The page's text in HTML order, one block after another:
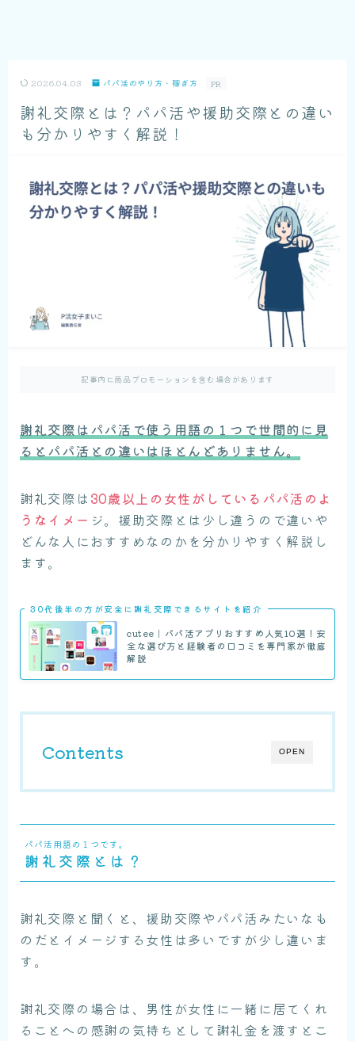
2026.04.03 パパ活のやり方・稼ぎ方 PR
謝礼交際とは？パパ活や援助交際との違い
も分かりやすく解説！
記事内に商品プロモーションを含む場合があります
謝礼交際はパパ活で使う用語の１つで世間的に見
るとパパ活との違いはほとんどありません。
謝礼交際は 30歳以上の女性がしているパパ活のよ
うなイメー ジ。援助交際とは少し違うので違いや
どんな人におすすめなのかを分かりやすく解説し
ます。
30代後半の方が安全に謝礼交際できるサイトを紹介
cutee｜パパ活アプリおすすめ人気10選！安
全な選び方と経験者の口コミを専門家が徹底
解説
OPEN
Contents
パパ活用語の１つです。
謝礼交際とは？
謝礼交際と聞くと、援助交際やパパ活みたいなも
のだとイメージする女性は多いですが少し違いま
す。
謝礼交際の場合は、男性が女性に一緒に居てくれ
ることへの感謝の気持ちとして謝礼金を渡すとこ